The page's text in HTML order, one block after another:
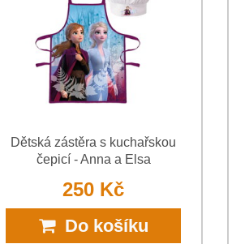
Dětská zástěra s kuchařskou
čepicí - Anna a Elsa
250 Kč
Do košíku